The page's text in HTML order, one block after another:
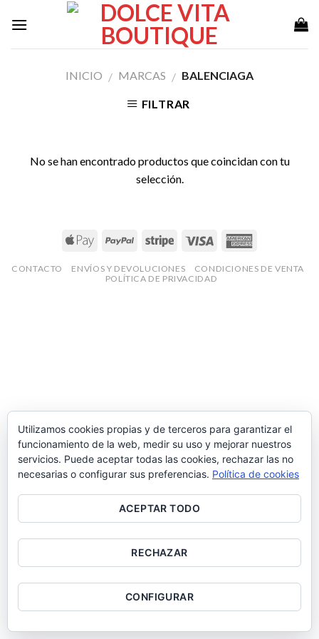
INICIO / MARCAS / BALENCIAGA
FILTRAR
No se han encontrado productos que coincidan con tu
selección.
CONTACTO ENVÍOS Y DEVOLUCIONES
CONDICIONES DE VENTA
POLÍTICA DE PRIVACIDAD
Utilizamos cookies propias y de terceros para garantizar el
funcionamiento de la web, medir su uso y mejorar nuestros
servicios. Puede aceptar todas las cookies, rechazar las no
necesarias o configurar sus preferencias. Política de cookies
ACEPTAR TODO
RECHAZAR
CONFIGURAR